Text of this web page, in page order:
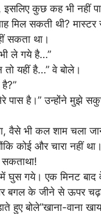
इसलिए कुछ कह भी नहीं
मिल सकती थी?
सकता था।
ले गये है…”
तो यहीं है…” वे बोले।
पास है।” उन्होंने मुझे
वैसे भी कल शाम चला
कोई और चारा नहीं
सकताथा!
घुस गये। एक मिनट बाद
बगल के जीने से ऊपर
हुए बोले”खाना-वाना